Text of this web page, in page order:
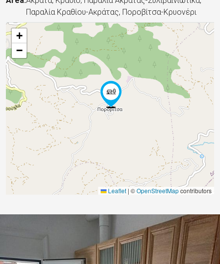
Παραλία Κραθίου-Ακράτας, Ποροβίτσα-Κρυονέρι
+
−
Leaflet | ©OpenStreetMapcontributors